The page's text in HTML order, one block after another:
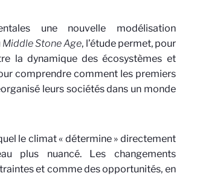
une nouvelle modélisation
Middle Stone Age, l’étude permet, pour
la dynamique des écosystèmes et
comprendre comment les premiers
leurs sociétés dans un monde
le climat « détermine » directement
plus nuancé. Les changements
et comme des opportunités, en